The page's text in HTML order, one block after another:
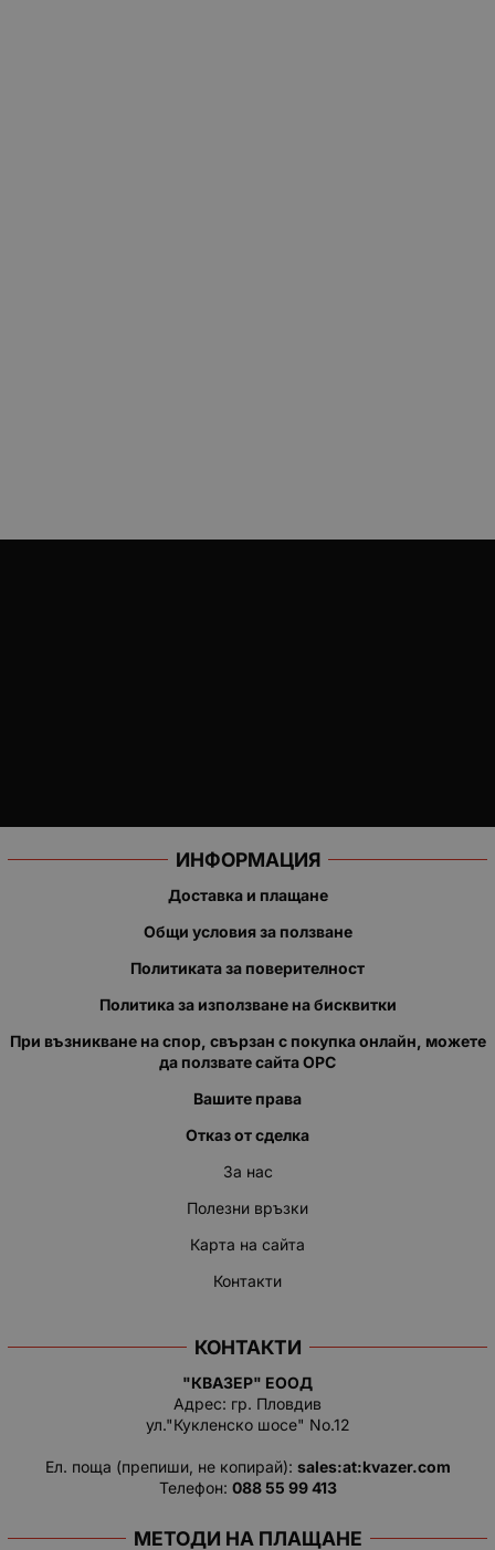
ИНФОРМАЦИЯ
Доставка и плащане
Общи условия за ползване
Политиката за поверителност
Политика за използване на бисквитки
При възникване на спор, свързан с покупка онлайн, можете
да ползвате сайта ОРС
Вашите права
Отказ от сделка
За нас
Полезни връзки
Карта на сайта
Контакти
КОНТАКТИ
"КВАЗЕР" ЕООД
Адрес: гр. Пловдив
ул."Кукленско шосе" No.12
Ел. поща (препиши, не копирай): salеs:at:kvazer.cоm
Телефон: 088 55 99 413
МЕТОДИ НА ПЛАЩАНЕ